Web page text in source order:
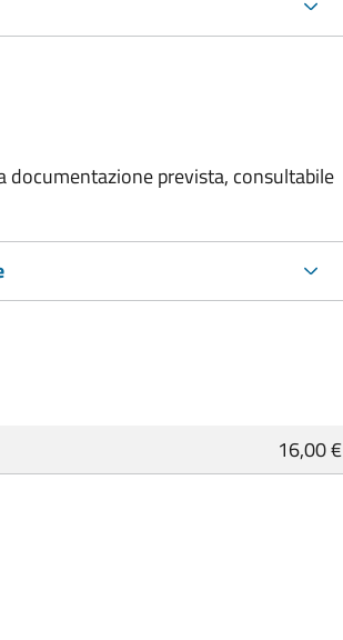
prevista, consultabile
16,00 €